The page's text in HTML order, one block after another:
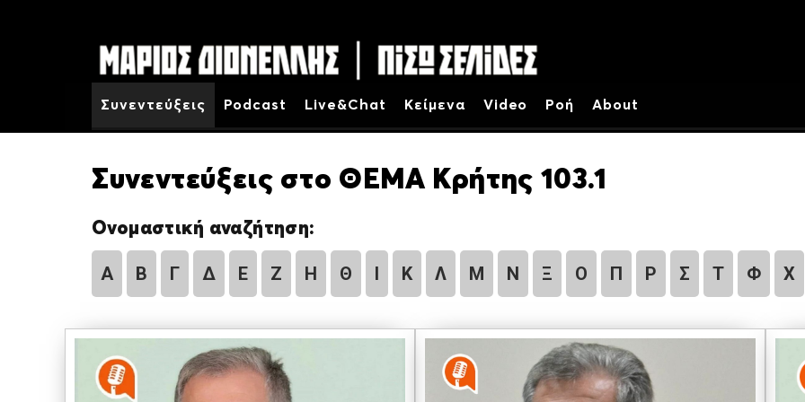
Συνεντεύξεις Podcast Live&Chat Κείμενα Video Ροή About
Συνεντεύξεις στο ΘΕΜΑ Κρήτης 103.1
Ονομαστική αναζήτηση:
Α Β Γ Δ Ε Ζ Η Θ Ι Κ Λ Μ Ν Ξ Ο Π Ρ Σ Τ Φ Χ